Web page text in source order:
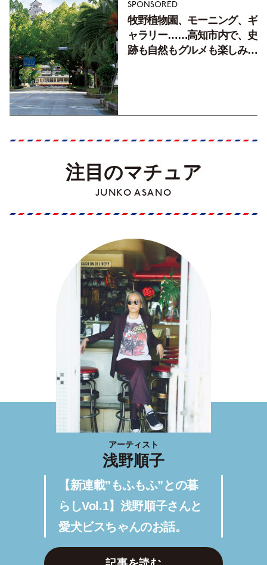
SPONSORED
牧野植物園、モーニング、ギ
ャラリー……高知市内で、史
跡も自然もグルメも楽しみ尽
注目のマチュア
JUNKO ASANO
アーティスト
浅野順子
【新連載”もふもふ”との暮
らしVol.1】浅野順子さんと
愛犬ビスちゃんのお話。